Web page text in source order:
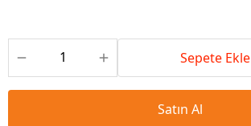
Sepete Ekle
Satın Al